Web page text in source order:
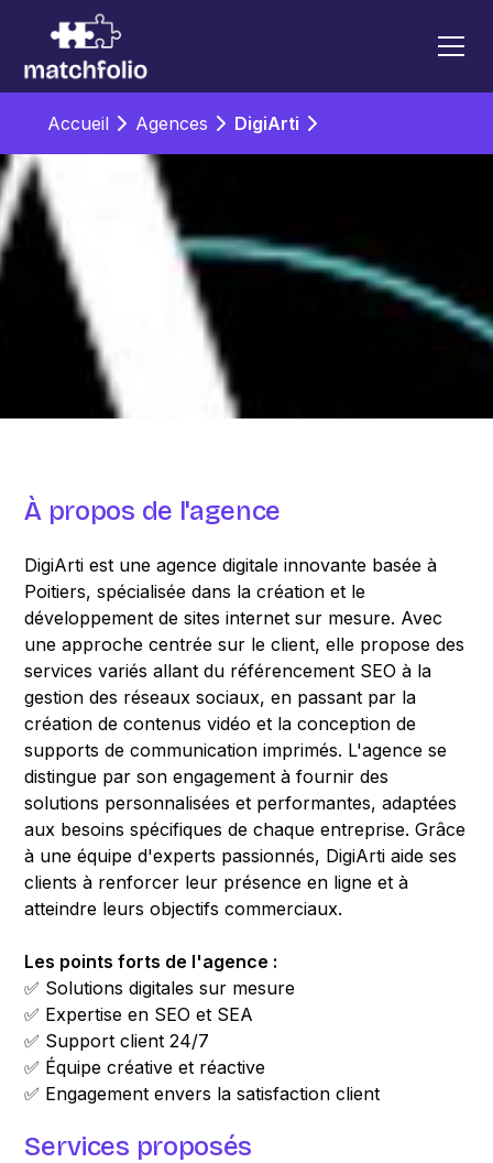
Accueil Agences DigiArti
À propos de l'agence
DigiArti est une agence digitale innovante basée à
Poitiers, spécialisée dans la création et le
développement de sites internet sur mesure. Avec
une approche centrée sur le client, elle propose des
services variés allant du référencement SEO à la
gestion des réseaux sociaux, en passant par la
création de contenus vidéo et la conception de
supports de communication imprimés. L'agence se
distingue par son engagement à fournir des
solutions personnalisées et performantes, adaptées
aux besoins spécifiques de chaque entreprise. Grâce
à une équipe d'experts passionnés, DigiArti aide ses
clients à renforcer leur présence en ligne et à
atteindre leurs objectifs commerciaux.
Les points forts de l'agence :
✅ Solutions digitales sur mesure
✅ Expertise en SEO et SEA
✅ Support client 24/7
✅ Équipe créative et réactive
✅ Engagement envers la satisfaction client
Services proposés